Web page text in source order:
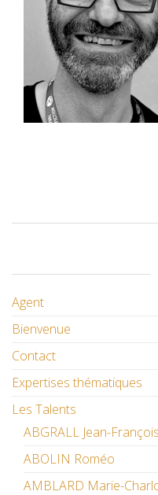
Agent
Bienvenue
Contact
Expertises thématiques
Les Talents
ABGRALL Jean-François
ABOLIN Roméo
AMBLARD Marie-